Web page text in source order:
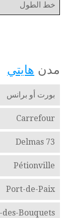
خط الطول
مدن هايتي
بورت أو برانس
Carrefour
Delmas 73
Pétionville
Port-de-Paix
des-Bouquets